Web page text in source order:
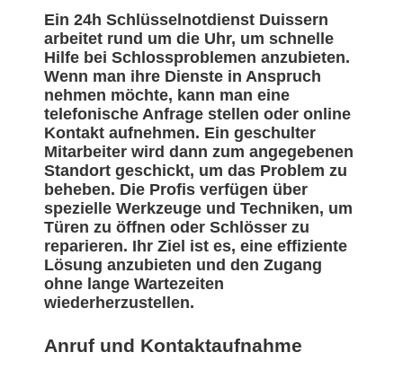
Ein 24h Schlüsselnotdienst Duissern
arbeitet rund um die Uhr, um schnelle
Hilfe bei Schlossproblemen anzubieten.
Wenn man ihre Dienste in Anspruch
nehmen möchte, kann man eine
telefonische Anfrage stellen oder online
Kontakt aufnehmen. Ein geschulter
Mitarbeiter wird dann zum angegebenen
Standort geschickt, um das Problem zu
beheben. Die Profis verfügen über
spezielle Werkzeuge und Techniken, um
Türen zu öffnen oder Schlösser zu
reparieren. Ihr Ziel ist es, eine effiziente
Lösung anzubieten und den Zugang
ohne lange Wartezeiten
wiederherzustellen.
Anruf und Kontaktaufnahme